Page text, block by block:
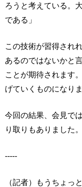
ろうと考えている。
である」
この技術が習得され
あるのではないかと
ことが期待されます
げていくものになりま
今回の結果、会見で
り取りもありました。
-----
（記者）もうちょっ